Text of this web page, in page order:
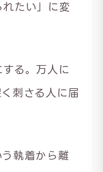
れたい」に変
る。万人に
刺さる人に届
う執着から離